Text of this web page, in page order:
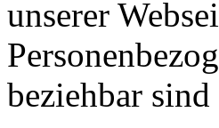
unserer
beziehbar